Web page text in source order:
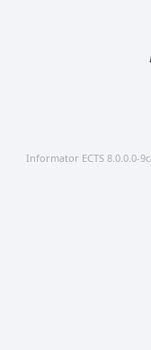
Informator ECTS 8.0.0.0-